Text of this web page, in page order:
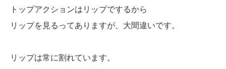
トップアクションはリップでするから
リップを見るってありますが、大間違いです。
リップは常に割れています。